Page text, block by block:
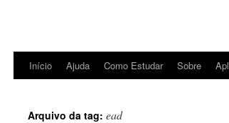
Início Ajuda Como Estudar Sobre
Arquivo da tag: ead